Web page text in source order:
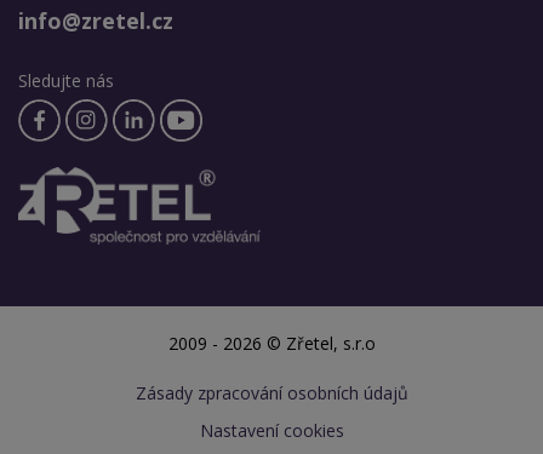
info@zretel.cz
Sledujte nás
2009 - 2026 © Zřetel, s.r.o
Zásady zpracování osobních údajů
Nastavení cookies